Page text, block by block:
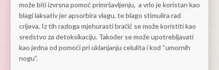
može biti izvrsna pomoć primršavljenju, a vrlo je koristan kao
blagi laksativ jer apsorbira vlagu, te blago stimulira rad
crijeva. Iz tih razloga mjehurasti bračić se može koristiti kao
sredstvo za detoksikaciju. Također se može upotrebljavati
kao jedna od pomoći pri uklanjanju celulita i kod “umornih
nogu”.